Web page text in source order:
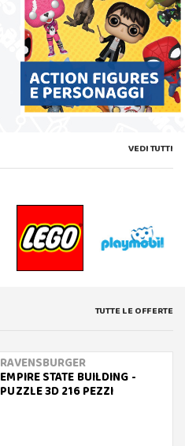
VEDI TUTTI
TUTTE LE OFFERTE
RAVENSBURGER
EMPIRE STATE BUILDING -
PUZZLE 3D 216 PEZZI